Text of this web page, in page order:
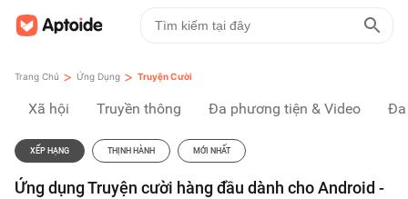
Trang Chủ > Ứng Dụng > Truyện Cười
Xã hội Truyền thông Đa phương tiện & Video Đa
XẾP HẠNG THỊNH HÀNH MỚI NHẤT
Ứng dụng Truyện cười hàng đầu dành cho Android -